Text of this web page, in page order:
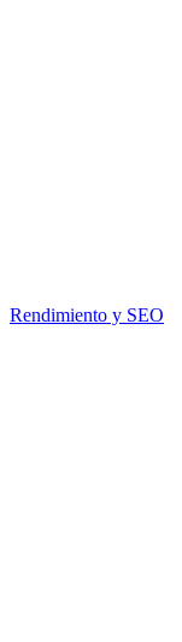
Rendimiento y SEO